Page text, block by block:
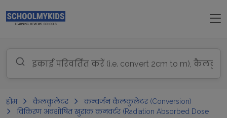
होम कैलकुलेटर
कन्वर्जन कैलकुलेटर (Conversion)
विकिरण अवशोषित खुराक कनवर्टर (Radiation Absorbed Dose